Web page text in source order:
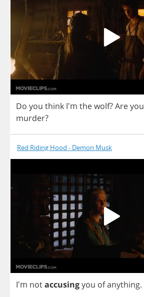
Do you think I'm thewolf?Areyou
murder?
Red Riding Hood - Demon Musk
I'm notaccusingyou ofanything.